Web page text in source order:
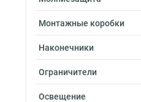
Монтажные коробки
Наконечники
Ограничители
Освещение